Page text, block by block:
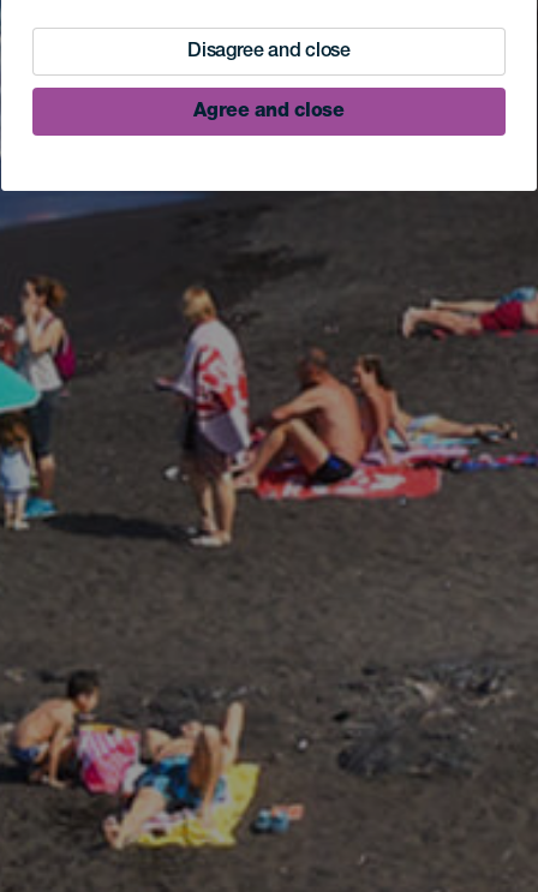
Disagree and close
Agree and close